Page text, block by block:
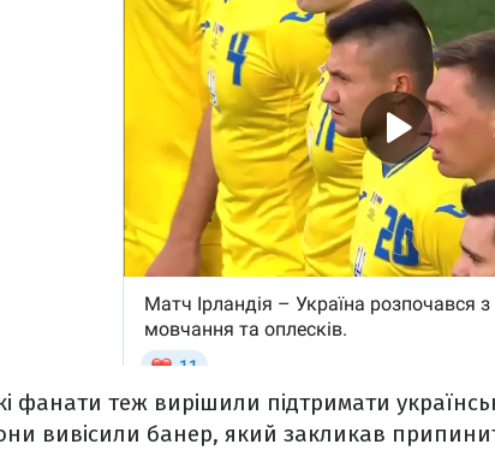
фанати теж вирішили підтримати
вивісили банер, який закликав